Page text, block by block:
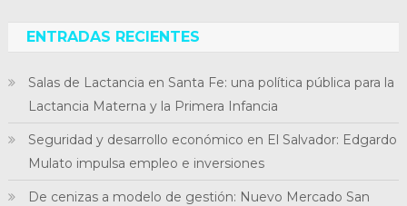
ENTRADAS RECIENTES
Salas de Lactancia en Santa Fe: una política pública para la
Lactancia Materna y la Primera Infancia
Seguridad y desarrollo económico en El Salvador: Edgardo
Mulato impulsa empleo e inversiones
De cenizas a modelo de gestión: Nuevo Mercado San